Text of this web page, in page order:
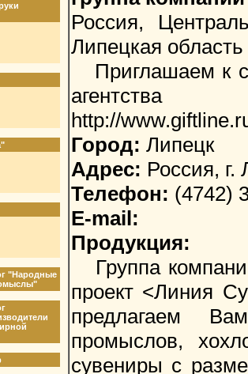
"Народные
Россия,
Липецкая область
Приглашаем к
агентства
http://
Город: Липецк
Адрес: Россия, г.
Телефон: (4742)
E-mail:
Продукция:
Группа
проект <Линия
предлагаем
промыслов,
сувениры с